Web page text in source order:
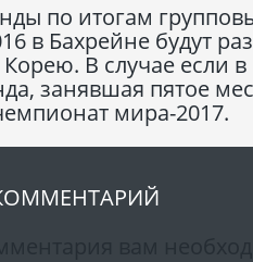
по итогам
в Бахрейне будут
В случае если
занявшая пятое
мира-2017.